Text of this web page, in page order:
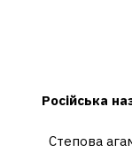
Російська
Степова